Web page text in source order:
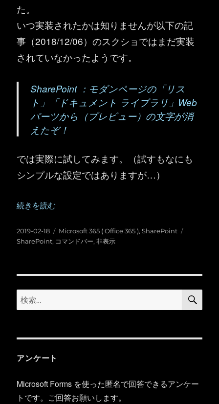
た。
いつ実装されたかは知りませんが以下の記
事（2018/12/06）のスクショではまだ実装
されていなかったようです。
SharePoint ：モダンページの「リス
ト」「ドキュメント ライブラリ」Web
パーツから（プレビュー）の文字が消
えたぞ！
では実際に試してみます。（試すもなにも
シンプルな設定ではありますが…）
“SharePoint ：モダンページの「リスト」「ドキュメン
続きを読む
投
稿
2019-02-18
カ
テ
Microsoft 365 ( Office 365 ),SharePoint
SharePoint, コマンドバー,非表示
検
索:
検
アンケート
Microsoft Forms を使った匿名で回答できるアンケー
トです。ご回答お願いします。